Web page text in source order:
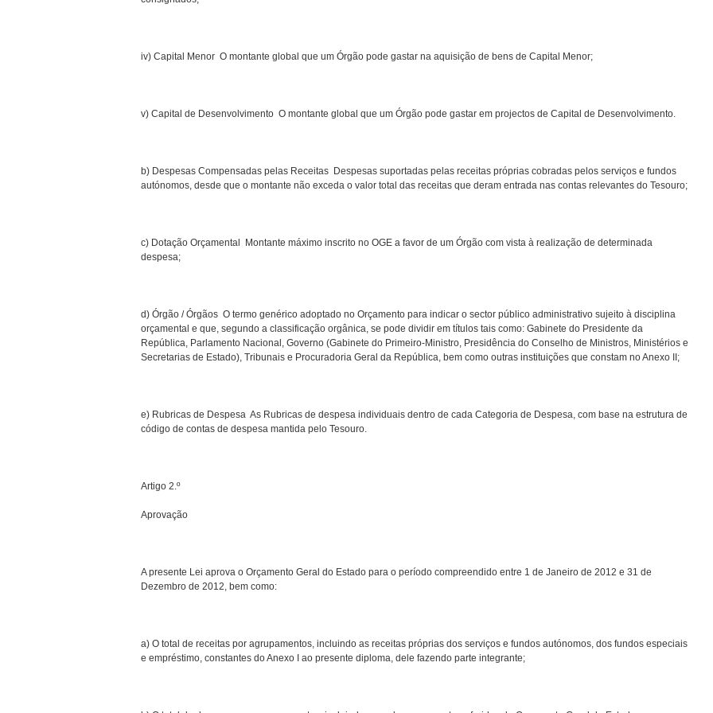
iv) Capital Menor  O montante global que um Órgão pode gastar na aquisição de bens de Capital Menor;
v) Capital de Desenvolvimento  O montante global que um Órgão pode gastar em projectos de Capital de Desenvolvimento.
b) Despesas Compensadas pelas Receitas  Despesas suportadas pelas receitas próprias cobradas pelos serviços e fundos
autónomos, desde que o montante não exceda o valor total das receitas que deram entrada nas contas relevantes do Tesouro;
c) Dotação Orçamental  Montante máximo inscrito no OGE a favor de um Órgão com vista à realização de determinada
despesa;
d) Órgão / Órgãos  O termo genérico adoptado no Orçamento para indicar o sector público administrativo sujeito à disciplina
orçamental e que, segundo a classificação orgânica, se pode dividir em títulos tais como: Gabinete do Presidente da
República, Parlamento Nacional, Governo (Gabinete do Primeiro-Ministro, Presidência do Conselho de Ministros, Ministérios e
Secretarias de Estado), Tribunais e Procuradoria Geral da República, bem como outras instituições que constam no Anexo II;
e) Rubricas de Despesa  As Rubricas de despesa individuais dentro de cada Categoria de Despesa, com base na estrutura de
código de contas de despesa mantida pelo Tesouro.
Artigo 2.º
Aprovação
A presente Lei aprova o Orçamento Geral do Estado para o período compreendido entre 1 de Janeiro de 2012 e 31 de
Dezembro de 2012, bem como:
a) O total de receitas por agrupamentos, incluindo as receitas próprias dos serviços e fundos autónomos, dos fundos especiais
e empréstimo, constantes do Anexo I ao presente diploma, dele fazendo parte integrante;